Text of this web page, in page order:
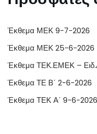
Έκθεμα ΜΕΚ 9-7-2026
Έκθεμα ΜΕΚ 25-6-2026
Έκθεμα ΤΕΚ.ΕΜΕΚ –
Έκθεμα ΤΕ Β΄ 2-6-2026
Έκθεμα ΤΕΚ Α΄ 9-6-2026